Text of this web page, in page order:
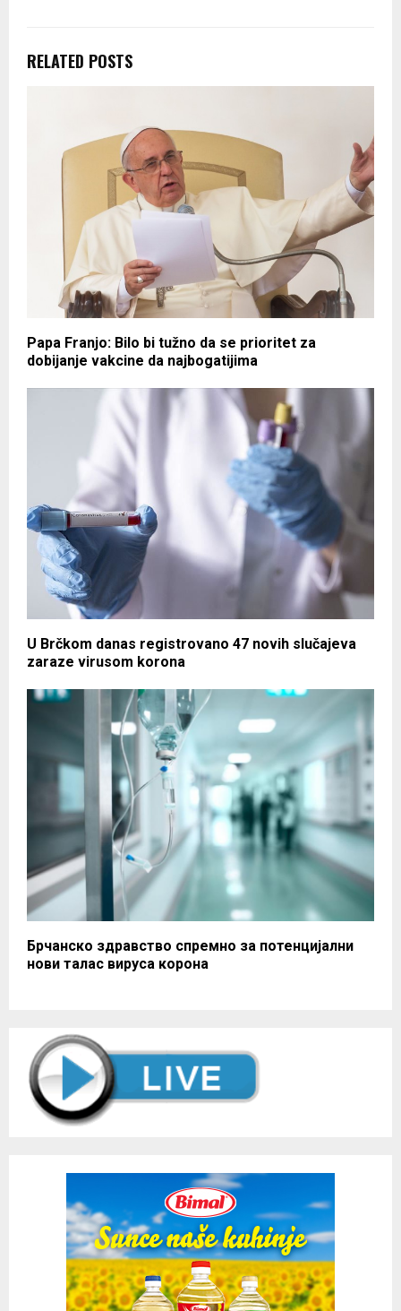
RELATED POSTS
Papa Franjo: Bilo bi tužno da se prioritet za
dobijanje vakcine da najbogatijima
U Brčkom danas registrovano 47 novih slučajeva
zaraze virusom korona
Брчанско здравство спремно за потенцијални
нови талас вируса корона